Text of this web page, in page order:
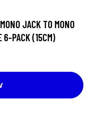
JACK TO MONO
6-PACK (15CM)